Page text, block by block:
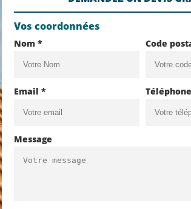
Vos coordonnées
Nom * Code
Email *
Message